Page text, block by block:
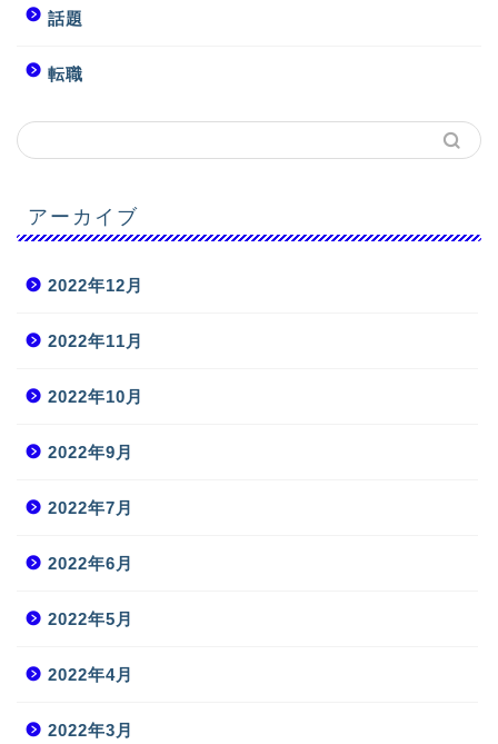
話題
転職
アーカイブ
2022年12月
2022年11月
2022年10月
2022年9月
2022年7月
2022年6月
2022年5月
2022年4月
2022年3月